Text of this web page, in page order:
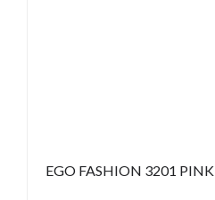
EGO FASHION 3201 PINK